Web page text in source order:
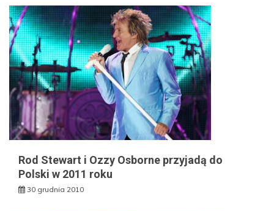
Rod Stewart i Ozzy Osborne przyjadą do
Polski w 2011 roku
30 grudnia 2010